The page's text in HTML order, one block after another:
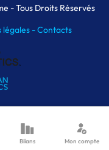
- Tous Droits Réservés
légales -Contacts
Bilans Mon compte